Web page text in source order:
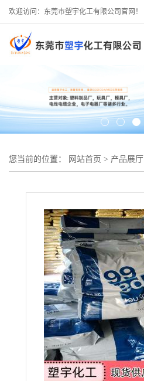
欢迎访问：东莞市塑宇化工有限公司官网！
您当前的位置： 网站首页 > 产品展厅